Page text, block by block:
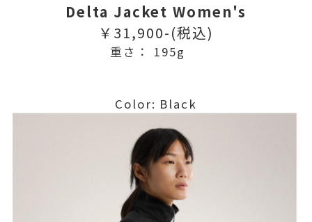
Delta Jacket Women's
￥31,900-(税込)
重さ： 195g
Color: Black